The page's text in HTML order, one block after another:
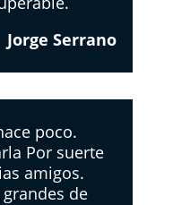
Jorge Serrano
poco.
Por suerte
amigos.
de